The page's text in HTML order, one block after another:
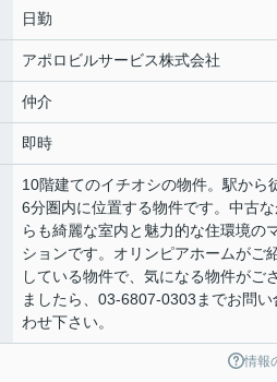
日勤
アポロビルサービス株式会社
仲介
即時
10階建てのイチオシの物件。駅から
6分圏内に位置する物件です。中古
らも綺麗な室内と魅力的な住環境の
ションです。オリンピアホームがご
している物件で、気になる物件がご
ましたら、03-6807-0303までお問い
わせ下さい。
情報